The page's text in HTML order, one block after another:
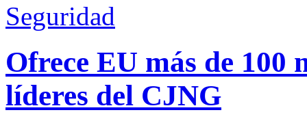
Seguridad
Ofrece EU más de 100
líderes del CJNG